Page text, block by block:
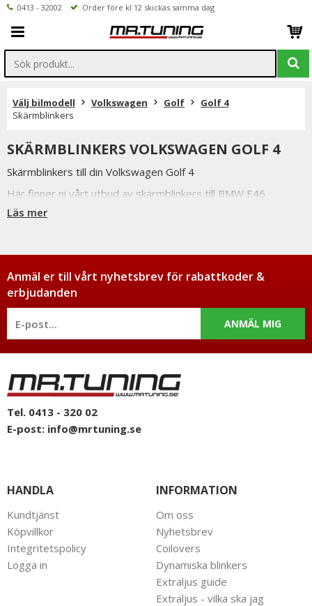
0413 - 32002 Order före kl 12 skickas samma dag
Välj bilmodell Volkswagen Golf
Golf 4
Skärmblinkers
SKÄRMBLINKERS VOLKSWAGEN GOLF 4
Skärmblinkers till din Volkswagen Golf 4
Här finner ni vårt utbud av skärmblinkers till BMW E46.
Vi har flertalet olika modeller av skärmblinkers.
Bilprovning.
Läs mer
Anmäl er till vårt nyhetsbrev för rabattkoder &
erbjudanden
ANMÄL MIG
Tel. 0413 - 320 02
E-post: info@mrtuning.se
HANDLA
Kundtjänst
Köpvillkor
Integritetspolicy
Logga in
INFORMATION
Om oss
Nyhetsbrev
Coilovers
Dynamiska blinkers
Extraljus guide
Extraljus - vilka ska jag